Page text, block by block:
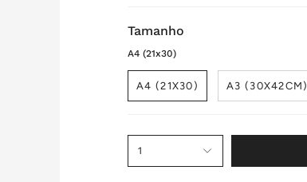
Tamanho
A4 (21x30)
A4 (21X30) A3 (30X42CM)
1